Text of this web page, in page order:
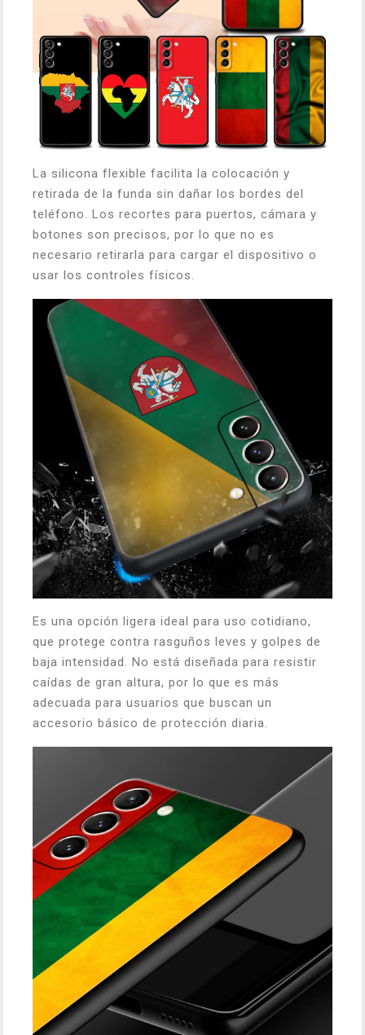
La silicona flexible facilita la colocación y
retirada de la funda sin dañar los bordes del
teléfono. Los recortes para puertos, cámara y
botones son precisos, por lo que no es
necesario retirarla para cargar el dispositivo o
usar los controles físicos.
Es una opción ligera ideal para uso cotidiano,
que protege contra rasguños leves y golpes de
baja intensidad. No está diseñada para resistir
caídas de gran altura, por lo que es más
adecuada para usuarios que buscan un
accesorio básico de protección diaria.